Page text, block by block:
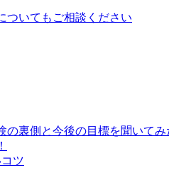
ついてもご相談ください
の裏側と今後の目標を聞いてみ
ツ